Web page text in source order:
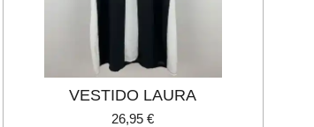
VESTIDO LAURA
26,95 €